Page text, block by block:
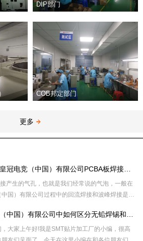
DIP部门
COB邦定部门
更多
产生的气孔，也就是我们经常说的气泡，一般在
中国）有限公司过程中的回流焊接和波峰焊接是会
大家上午好!我是SMT贴片加工厂的小编，很高